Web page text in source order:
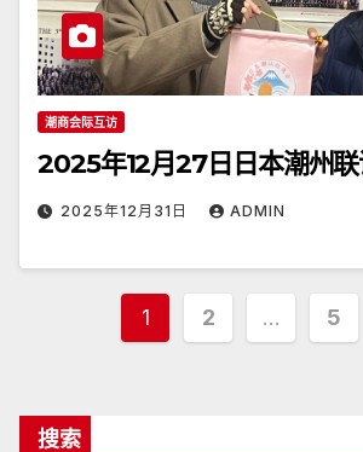
潮商会际互访
2025年12月27日日本潮州
2025年12月31日 ADMIN
文
1 2 … 5
搜索